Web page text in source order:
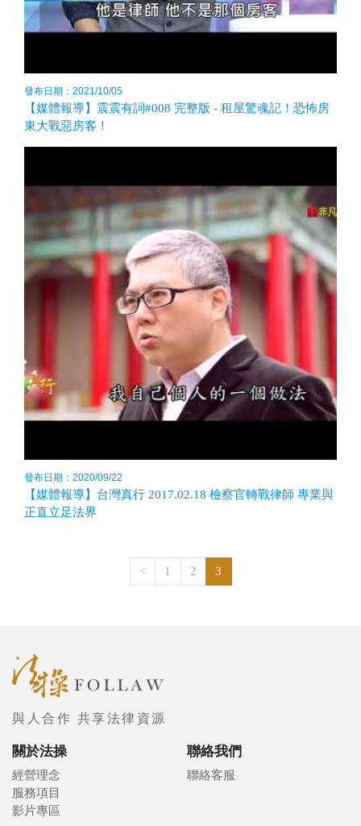
發布日期：2021/10/05
【媒體報導】震震有詞#008 完整版 - 租屋驚魂記！恐怖房
東大戰惡房客！
發布日期：2020/09/22
【媒體報導】台灣真行 2017.02.18 檢察官轉戰律師 專業與
正直立足法界
< 1 2 3
與人合作 共享法律資源
關於法操
經營理念
服務項目
影片專區
聯絡我們
聯絡客服